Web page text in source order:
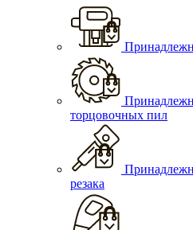
торцовочных пил
резака